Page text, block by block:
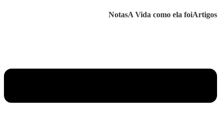
NotasA Vida como ela foiArtigos